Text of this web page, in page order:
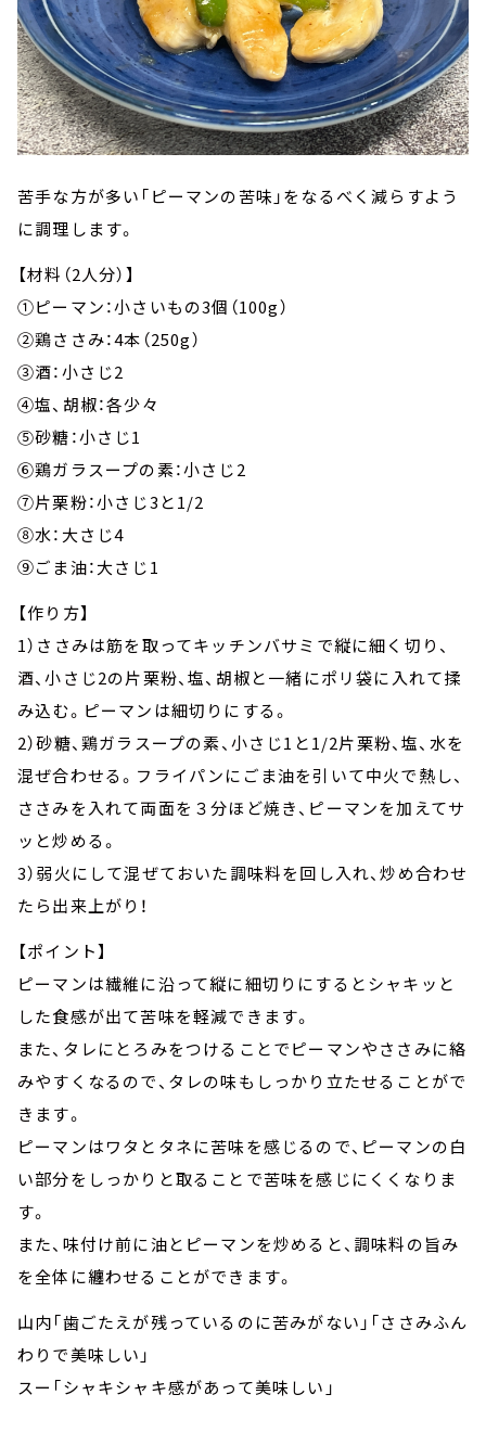
苦手な方が多い「ピーマンの苦味」をなるべく減らすよう
に調理します。
【材料（2人分）】
①ピーマン：小さいもの3個（100g）
②鶏ささみ：4本（250g）
③酒：小さじ2
④塩、胡椒：各少々
⑤砂糖：小さじ1
⑥鶏ガラスープの素：小さじ2
⑦片栗粉：小さじ3と1/2
⑧水：大さじ4
⑨ごま油：大さじ1
【作り方】
1）ささみは筋を取ってキッチンバサミで縦に細く切り、
酒、小さじ2の片栗粉、塩、胡椒と一緒にポリ袋に入れて揉
み込む。ピーマンは細切りにする。
2）砂糖、鶏ガラスープの素、小さじ1と1/2片栗粉、塩、水を
混ぜ合わせる。フライパンにごま油を引いて中火で熱し、
ささみを入れて両面を３分ほど焼き、ピーマンを加えてサ
ッと炒める。
3）弱火にして混ぜておいた調味料を回し入れ、炒め合わせ
たら出来上がり！
【ポイント】
ピーマンは繊維に沿って縦に細切りにするとシャキッと
した食感が出て苦味を軽減できます。
また、タレにとろみをつけることでピーマンやささみに絡
みやすくなるので、タレの味もしっかり立たせることがで
きます。
ピーマンはワタとタネに苦味を感じるので、ピーマンの白
い部分をしっかりと取ることで苦味を感じにくくなりま
す。
また、味付け前に油とピーマンを炒めると、調味料の旨み
を全体に纏わせることができます。
山内「歯ごたえが残っているのに苦みがない」「ささみふん
わりで美味しい」
スー「シャキシャキ感があって美味しい」